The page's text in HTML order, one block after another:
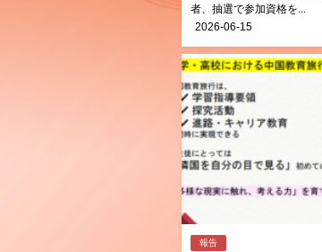
者、抽選で参加資格を...
2026-06-15
報告